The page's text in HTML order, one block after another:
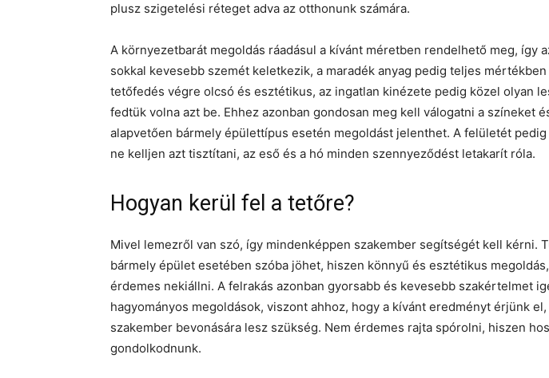
plusz szigetelési réteget adva az otthonunk számára.
A környezetbarát megoldás ráadásul a kívánt méretben rendelhető meg, így
sokkal kevesebb szemét keletkezik, a maradék anyag pedig teljes
tetőfedés végre olcsó és esztétikus, az ingatlan kinézete pedig közel olyan
fedtük volna azt be. Ehhez azonban gondosan meg kell válogatni a színeket
alapvetően bármely épülettípus esetén megoldást jelenthet. A felületét
ne kelljen azt tisztítani, az eső és a hó minden szennyeződést letakarít róla.
Hogyan kerül fel a tetőre?
Mivel lemezről van szó, így mindenképpen szakember segítségét kell kérni.
bármely épület esetében szóba jöhet, hiszen könnyű és esztétikus
érdemes nekiállni. A felrakás azonban gyorsabb és kevesebb szakértelmet
hagyományos megoldások, viszont ahhoz, hogy a kívánt eredményt érjünk
szakember bevonására lesz szükség. Nem érdemes rajta spórolni, hiszen
gondolkodnunk.